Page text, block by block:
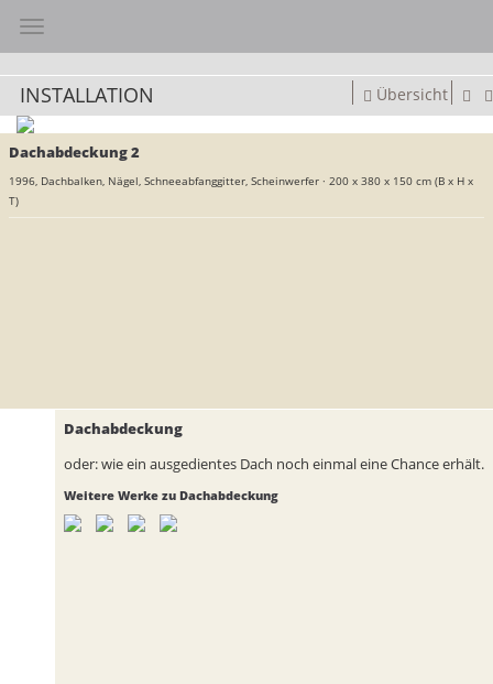
Toggle navigation
INSTALLATION Übersicht
Dachabdeckung 2
1996, Dachbalken, Nägel, Schneeabfanggitter, Scheinwerfer · 200 x 380 x 150 cm (B x H x
T)
Dachabdeckung
oder: wie ein ausgedientes Dach noch einmal eine Chance erhält.
Weitere Werke zu Dachabdeckung